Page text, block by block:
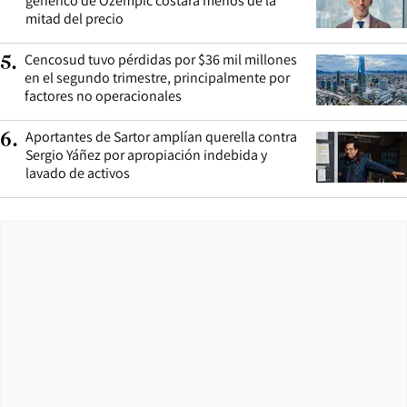
mitad del precio
5. Cencosud tuvo pérdidas por $36 mil millones
en el segundo trimestre, principalmente por
factores no operacionales
6. Aportantes de Sartor amplían querella contra
Sergio Yáñez por apropiación indebida y
lavado de activos